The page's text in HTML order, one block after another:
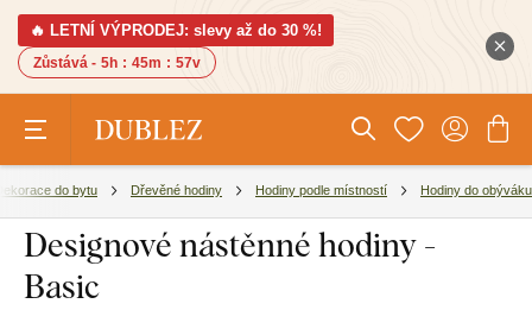
🔥 LETNÍ VÝPRODEJ: slevy až do 30 %!
Zůstává - 5h : 45m : 56v
do bytu Dřevěné hodiny Hodiny podle místností Hodiny do obýváku
Designové nástěnné hodiny -
Basic